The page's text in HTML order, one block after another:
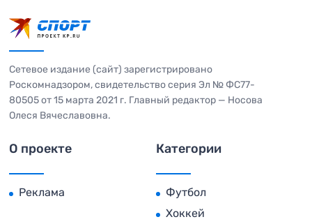
Сетевое издание (сайт) зарегистрировано
Роскомнадзором, свидетельство серия Эл № ФС77-
80505 от 15 марта 2021 г. Главный редактор — Носова
Олеся Вячеславовна.
О проекте
Реклама
Категории
Футбол
Хоккей